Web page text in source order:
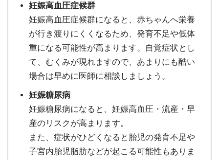
妊娠高血圧症候群
妊娠高血圧症候群になると、赤ちゃんへ栄養
が行き渡りにくくなるため、発育不足や低体
重になる可能性が高まります。自覚症状とし
て、むくみが現れますので、あまりにも酷い
場合は早めに医師に相談しましょう。
妊娠糖尿病
妊娠糖尿病になると、妊娠高血圧・流産・早
産のリスクが高まります。
また、症状がひどくなると胎児の発育不足や
子宮内胎児脂肪などが起こる可能性もありま